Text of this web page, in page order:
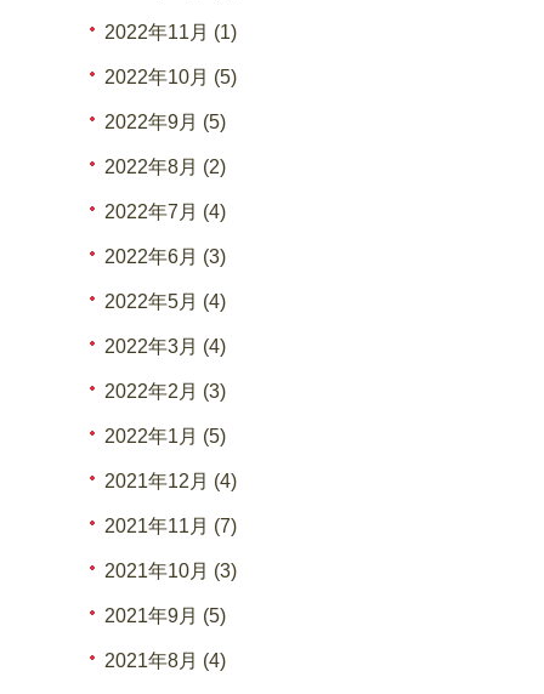
2022年11月 (1)
2022年10月 (5)
2022年9月 (5)
2022年8月 (2)
2022年7月 (4)
2022年6月 (3)
2022年5月 (4)
2022年3月 (4)
2022年2月 (3)
2022年1月 (5)
2021年12月 (4)
2021年11月 (7)
2021年10月 (3)
2021年9月 (5)
2021年8月 (4)